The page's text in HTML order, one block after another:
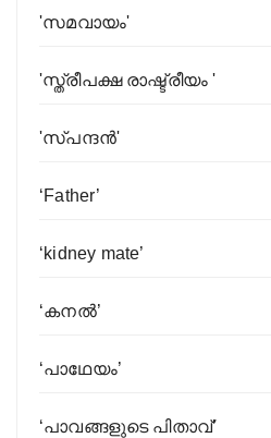
'സമവായം'
'സ്ത്രീപക്ഷ രാഷ്ട്രീയം '
'സ്പന്ദൻ'
‘Father’
‘kidney mate’
‘കനൽ’
‘പാ​ഥേ​യം’
‘പാവങ്ങളുടെ പിതാവ്’